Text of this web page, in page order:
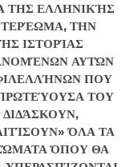
ΤΗΣ ΕΛΛΗΝΙΚΉΣ
ΤΗΝ
ΙΣΤΟΡΊΑΣ
ΑΥΤΏΝ
ΠΟΥ
ΤΟΥ
ΌΛΑ ΤΑ
ΌΠΟΥ ΘΑ